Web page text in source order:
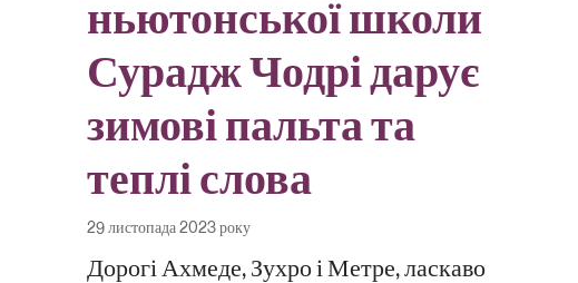
ньютонської школи
Сурадж Чодрі дарує
зимові пальта та
теплі слова
29 листопада 2023 року
Дорогі Ахмеде, Зухро і Метре, ласкаво